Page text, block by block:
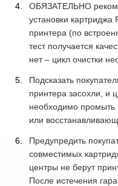
ОБЯЗАТЕЛЬНО
установки картриджа
принтера (по
тест получается
нет – цикл очистки
Подсказать
принтера засохли, и
необходимо
или
Предупредить
совместимых
центры не берут
После истечения